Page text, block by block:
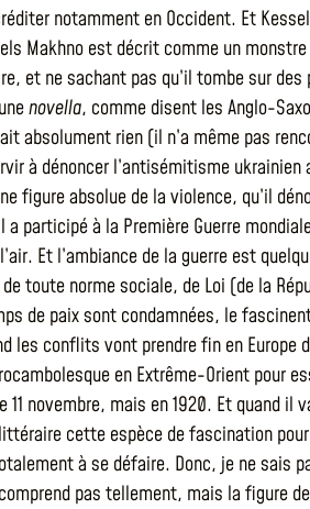
notamment en Occident. Et
Makhno est décrit comme un
et ne sachant pas qu’il tombe sur
novella, comme disent les Anglo-
absolument rien (il n’a même pas
à dénoncer l’antisémitisme
figure absolue de la violence, qu’il
participé à la Première Guerre
Et l’ambiance de la guerre est
toute norme sociale, de Loi (de la
de paix sont condamnées, le
les conflits vont prendre fin en Europe
en Extrême-Orient pour
11 novembre, mais en 1920. Et quand
cette espèce de fascination
à se défaire. Donc, je ne sais
pas tellement, mais la figure